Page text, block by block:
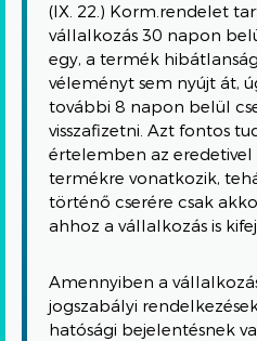
(IX. 22.) Korm.rendelet
vállalkozás 30 napon
egy, a termék
véleményt sem nyújt át,
további 8 napon belül
visszafizetni. Azt fontos
értelemben az
termékre vonatkozik,
történő cserére csak
ahhoz a vállalkozás is
Amennyiben a
jogszabályi
hatósági bejelentésnek